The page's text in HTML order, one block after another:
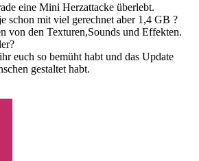
eine Mini Herzattacke überlebt.
schon mit viel gerechnet aber 1,4 GB ?
von den Texturen,Sounds und Effekten.
euch so bemüht habt und das Update
gestaltet habt.